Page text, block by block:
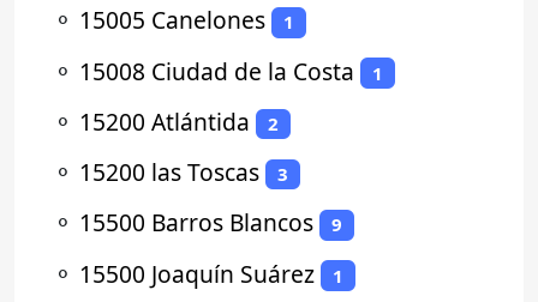
⚬ 15005 Canelones 1
⚬ 15008 Ciudad de la Costa 1
⚬ 15200 Atlántida 2
⚬ 15200 las Toscas 3
⚬ 15500 Barros Blancos 9
⚬ 15500 Joaquín Suárez 1